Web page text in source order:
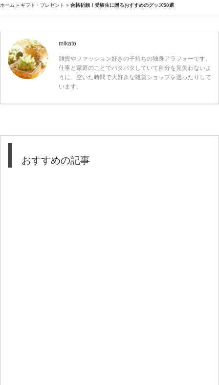
ホーム » ギフト・プレゼント » 合格祈願！受験生に贈るおすすめのグッズ50選
mikato
雑貨やファッション好きの子持ちの独身アラフォーです。
仕事と家庭のことでバタバタしていて自分を見失わないよ
うに、空いた時間で大好きな雑貨ショップを巡ったりして
います。
おすすめの記事